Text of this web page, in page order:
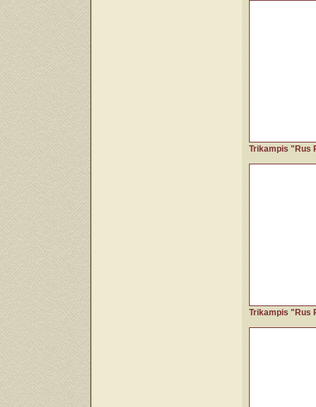
Trikampis "Rus
Trikampis "Rus